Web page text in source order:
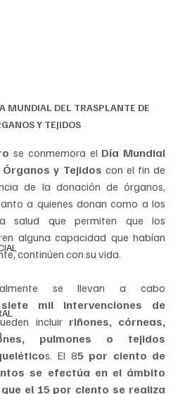
MUNDIAL DEL TRASPLANTE DE
Y TEJIDOS
se conmemora el Día Mundial
y Tejidos con el fin de
de la donación de órganos,
a quienes donan como a los
salud que permiten que los
alguna capacidad que habían
continúen con su vida.
se llevan a cabo
siete mil intervenciones de
incluir riñones, córneas,
pulmones o tejidos
s. El 85 por ciento de
se efectúa en el ámbito
el 15 por ciento se realiza